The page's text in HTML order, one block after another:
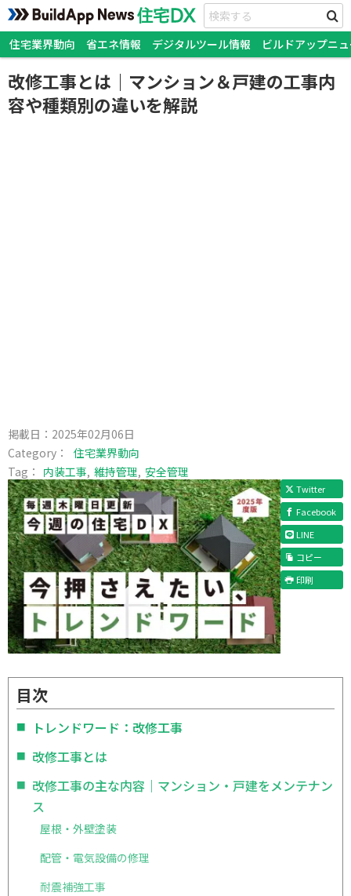
住宅業界動向 省エネ情報 デジタルツール情報 ビルドアップニ
改修工事とは｜マンション＆戸建の工事内
容や種類別の違いを解説
掲載日： 2025年02月06日
Category：
住宅業界動向
Tag： 内装工事 維持管理 安全管理
Twitter
Facebook
LINE
コピー
印刷
目次
トレンドワード：改修工事
改修工事とは
改修工事の主な内容｜マンション・戸建をメンテナン
ス
屋根・外壁塗装
配管・電気設備の修理
耐震補強工事